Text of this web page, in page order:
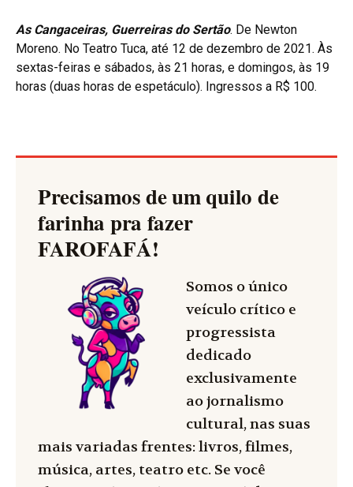
As Cangaceiras, Guerreiras do Sertão. De Newton
Moreno. No Teatro Tuca, até 12 de dezembro de 2021. Às
sextas-feiras e sábados, às 21 horas, e domingos, às 19
horas (duas horas de espetáculo). Ingressos a R$ 100.
Precisamos de um quilo de
farinha pra fazer
FAROFAFÁ!
Somos o único
veículo crítico e
progressista
dedicado
exclusivamente
ao jornalismo
cultural, nas suas
mais variadas frentes: livros, filmes,
música, artes, teatro etc. Se você